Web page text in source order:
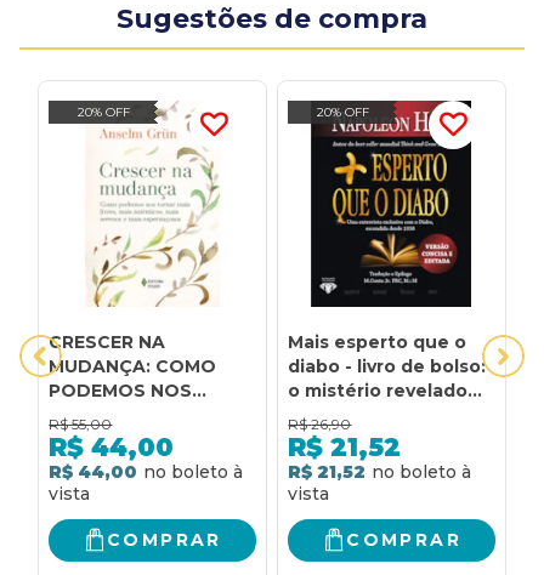
Sugestões de compra
20% OFF
CRESCER NA
MUDANÇA: COMO
PODEMOS NOS
TORNAR MAIS LIVRES,
MAIS AUTÊNTICOS,
MAIS SERENOS E MAIS
ESPERANÇOSOS
R$ 55,00
R$ 44,00
R$ 44,00
COMPRAR
20% OFF
Mais esperto que o
diabo - livro de bolso:
o mistério revelado
da liberdade e do
sucesso
R$ 26,90
R$ 21,52
R$ 21,52
COMPRAR